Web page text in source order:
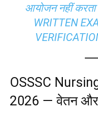
आयोजन नहीं
WRITTEN
OSSSC
2026 — वेतन और